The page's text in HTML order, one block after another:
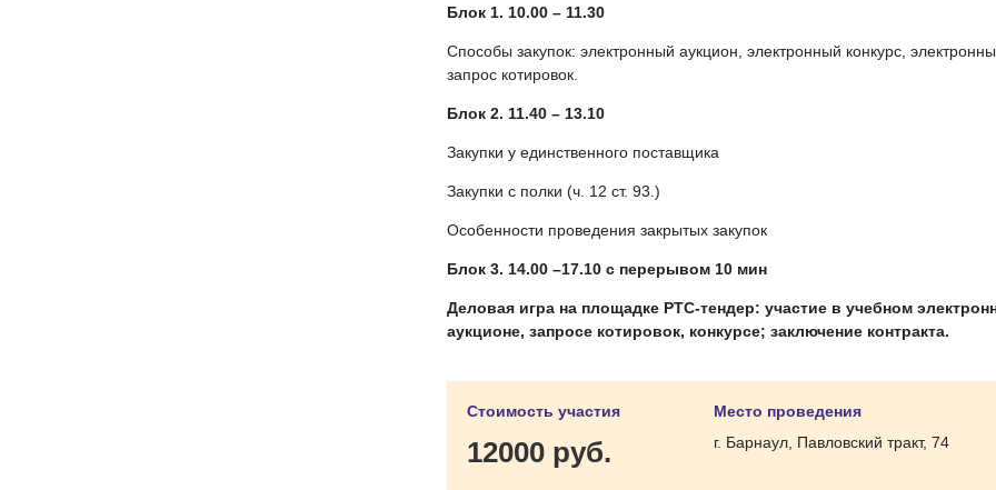
Блок 1. 10.00 – 11.30
Способы закупок: электронный аукцион, электронный конкурс,
запрос котировок.
Блок 2. 11.40 – 13.10
Закупки у единственного поставщика
Закупки с полки (ч. 12 ст. 93.)
Особенности проведения закрытых закупок
Блок 3. 14.00 –17.10 с перерывом 10 мин
Деловая игра на площадке РТС-тендер: участие в учебном
аукционе, запросе котировок, конкурсе; заключение контракта.
Стоимость участия
12000 руб.
Место проведения
г. Барнаул, Павловский тракт, 74